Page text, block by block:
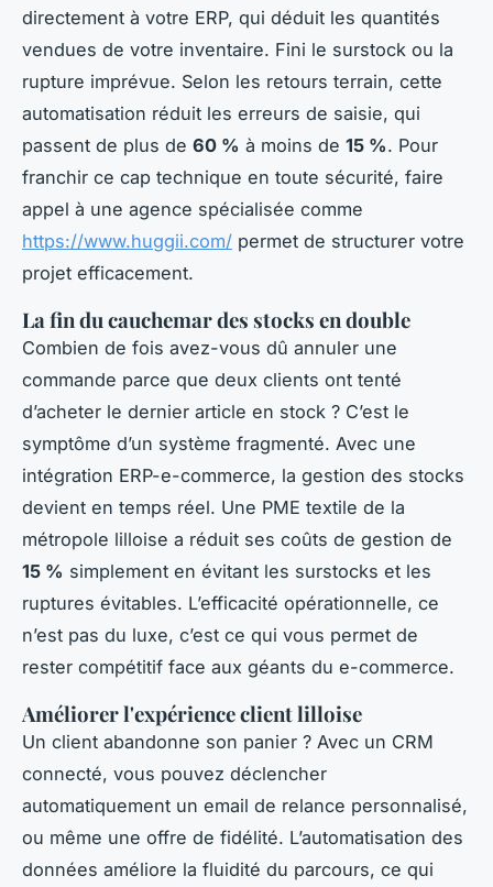
directement à votre ERP, qui déduit les quantités
vendues de votre inventaire. Fini le surstock ou la
rupture imprévue. Selon les retours terrain, cette
automatisation réduit les erreurs de saisie, qui
passent de plus de 60 % à moins de 15 %. Pour
franchir ce cap technique en toute sécurité, faire
appel à une agence spécialisée comme
https://www.huggii.com/ permet de structurer votre
projet efficacement.
La fin du cauchemar des stocks en double
Combien de fois avez-vous dû annuler une
commande parce que deux clients ont tenté
d’acheter le dernier article en stock ? C’est le
symptôme d’un système fragmenté. Avec une
intégration ERP-e-commerce, la gestion des stocks
devient en temps réel. Une PME textile de la
métropole lilloise a réduit ses coûts de gestion de
15 % simplement en évitant les surstocks et les
ruptures évitables. L’efficacité opérationnelle, ce
n’est pas du luxe, c’est ce qui vous permet de
rester compétitif face aux géants du e-commerce.
Améliorer l'expérience client lilloise
Un client abandonne son panier ? Avec un CRM
connecté, vous pouvez déclencher
automatiquement un email de relance personnalisé,
ou même une offre de fidélité. L’automatisation des
données améliore la fluidité du parcours, ce qui